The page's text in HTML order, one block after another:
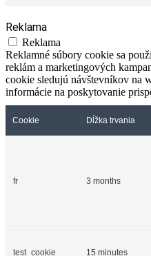
Reklama
Reklama
Reklamné súbory cookie sa
reklám a marketingových
cookie sledujú návštevníkov na
informácie na poskytovanie
Cookie Dĺžka trvania
fr 3 months
test_cookie 15 minutes